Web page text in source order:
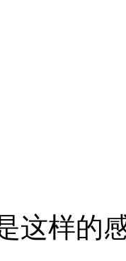
这样的